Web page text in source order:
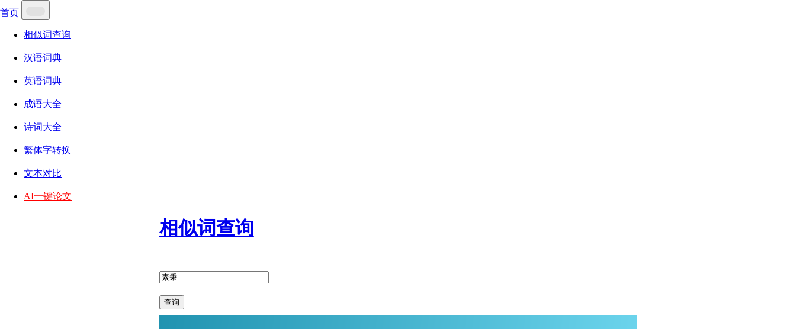
首页
相似词查询
汉语词典
英语词典
成语大全
诗词大全
繁体字转换
文本对比
AI一键论文
相似词查询
查询